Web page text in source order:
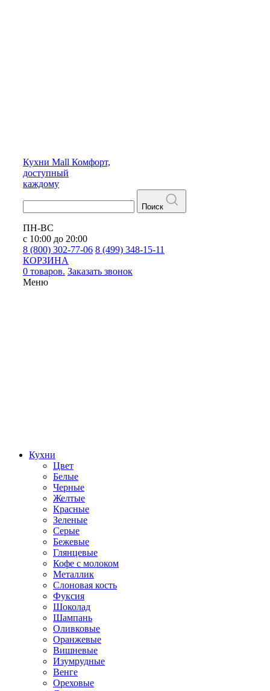
Кухни Mall Комфорт,
доступный
каждому
Поиск
ПН-ВС
с 10:00 до 20:00
8 (800) 302-77-06 8 (499) 348-15-11
КОРЗИНА
0 товаров. Заказать звонок
Меню
Кухни
Цвет
Белые
Черные
Желтые
Красные
Зеленые
Серые
Бежевые
Глянцевые
Кофе с молоком
Металлик
Слоновая кость
Фуксия
Шоколад
Шампань
Оливковые
Оранжевые
Вишневые
Изумрудные
Венге
Ореховые